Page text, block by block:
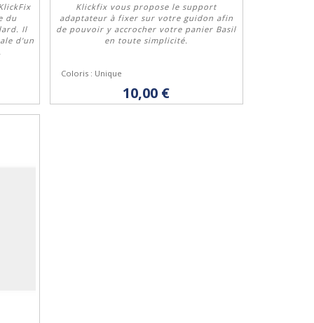
du
Il
d'un
Acheter
Klickfix vous propose le support
adaptateur à fixer sur votre guidon afin
de pouvoir y accrocher votre panier Basil
en toute simplicité.
Coloris : Unique
10,00 €